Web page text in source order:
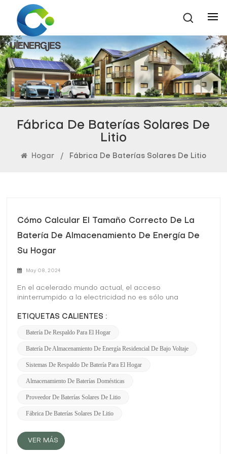
Fábrica De Baterías Solares De
Litio
Hogar / Fábrica De Baterías Solares De Litio
Cómo Calcular El Tamaño Correcto De La
Batería De Almacenamiento De Energía De
Su Hogar
May 08, 2024
En el acelerado mundo actual, el acceso
ininterrumpido a la electricidad no es sólo una
alimentar aparatos esenciales durante un apagón o
horas pico, sistemas de respaldo de batería para el
hogar ofrecer una solución confiable. Sin embargo,
almacenamiento de energía de su hogar es
necesidades de manera efectiva. Así es como puede
calcular el tamaño adecuado para su sistema de
por comprender los patrones de consumo de energía
dispositivos que utiliza habitualmente, sus potencias
nominales (en vatios) y el tiempo medio de uso diario.
Esto le dará una estimación de su consumo diario de
ETIQUETAS CALIENTES :
Batería De Respaldo Para El Hogar
Batería De Almacenamiento De Energía Residencial De Bajo Voltaje
Sistemas De Respaldo De Batería Para El Hogar
Almacenamiento De Baterías Domésticas
Proveedor De Baterías Solares De Litio
Fábrica De Baterías Solares De Litio
VER MÁS